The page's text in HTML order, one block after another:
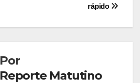
rápido
Por
Reporte Matutino